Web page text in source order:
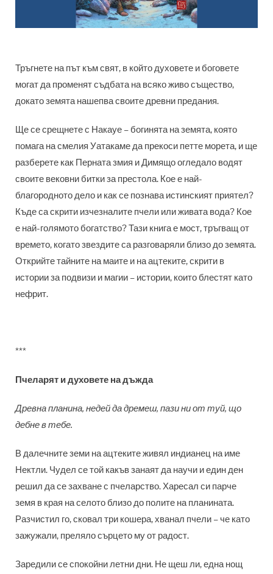
Тръгнете на път към свят, в който духовете и боговете
могат да променят съдбата на всяко живо същество,
докато земята нашепва своите древни предания.
Ще се срещнете с Накауе – богинята на земята, която
помага на смелия Уатакаме да прекоси петте морета, и ще
разберете как Перната змия и Димящо огледало водят
своите вековни битки за престола. Кое е най-
благородното дело и как се познава истинският приятел?
Къде са скрити изчезналите пчели или живата вода? Кое
е най-голямото богатство? Тази книга е мост, тръгващ от
времето, когато звездите са разговаряли близо до земята.
Открийте тайните на маите и на ацтеките, скрити в
истории за подвизи и магии – истории, които блестят като
нефрит.
***
Пчеларят и духовете на дъжда
Древна планина, недей да дремеш, пази ни от туй, що
дебне в тебе.
В далечните земи на ацтеките живял индианец на име
Нектли. Чудел се той какъв занаят да научи и един ден
решил да се захване с пчеларство. Харесал си парче
земя в края на селото близо до полите на планината.
Разчистил го, сковал три кошера, хванал пчели – че като
зажужали, преляло сърцето му от радост.
Заредили се спокойни летни дни. Не щеш ли, една нощ